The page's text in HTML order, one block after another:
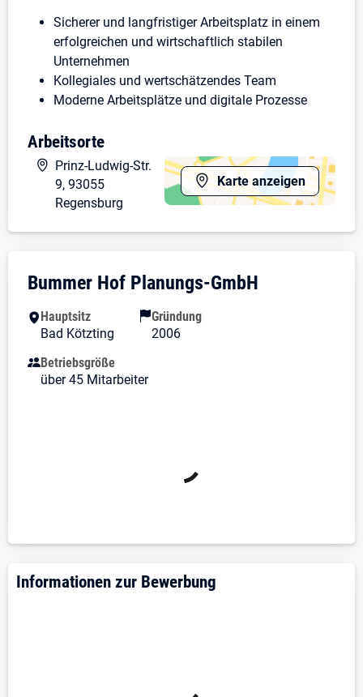
Sicherer und langfristiger Arbeitsplatz in einem
erfolgreichen und wirtschaftlich stabilen
Unternehmen
Kollegiales und wertschätzendes Team
Moderne Arbeitsplätze und digitale Prozesse
Entscheidungswege
Individuelle Weiterbildungsmöglichkeiten
Abwechslungsreiche Projekte statt eintöniger
Routine
Regensburg in modernen Büroräumen mit
Vergütung & Benefits
Wir bieten Ihnen eine leistungsgerechte Vergütung
abhängig von Qualifikation und Erfahrung sowie
attraktive Zusatzleistungen wie:
Die Position ist je nach Erfahrung und Stundenmodell
Rechnungs- und Nachtragsprüfung bis hin zur
Abwicklung von rechtssicherem Schriftverkehr im
Arbeitsorte
Karte anzeigen
Prinz-Ludwig-Str.
9, 93055
Regensburg
Unternehmensdarstellung: Bummer Hof
Bummer Hof Planungs-GmbH
Hauptsitz
Bad Kötzting
Gründung
2006
Betriebsgröße
über 45 Mitarbeiter
Informationen zur Bewerbung